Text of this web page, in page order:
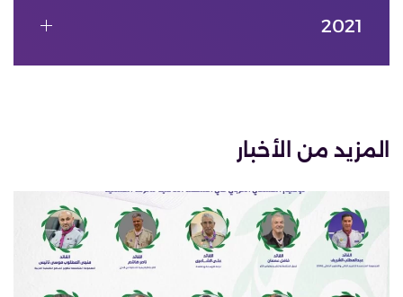
2021
المزيد من الأخبار